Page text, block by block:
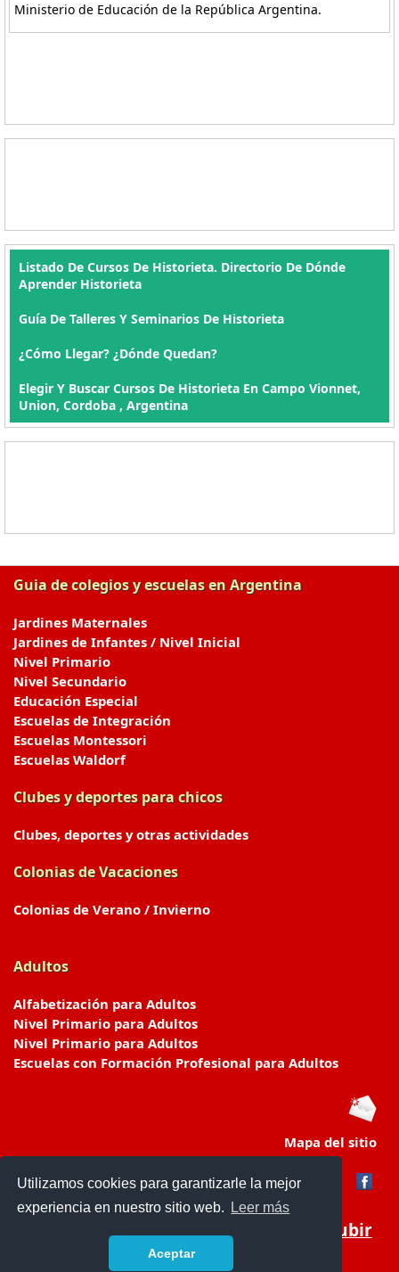
Utilizamos cookies para garantizarle la mejor
experiencia en nuestro sitio web.
Leer más
Aceptar
Ministerio de Educación de la República Argentina.
Listado De Cursos De Historieta. Directorio De Dónde
Aprender Historieta
Guía De Talleres Y Seminarios De Historieta
¿Cómo Llegar? ¿Dónde Quedan?
Elegir Y Buscar Cursos De Historieta En Campo Vionnet,
Union, Cordoba , Argentina
Guia de colegios y escuelas en Argentina
Jardines Maternales
Jardines de Infantes / Nivel Inicial
Nivel Primario
Nivel Secundario
Educación Especial
Escuelas de Integración
Escuelas Montessori
Escuelas Waldorf
Clubes y deportes para chicos
Clubes, deportes y otras actividades
Colonias de Vacaciones
Colonias de Verano / Invierno
Adultos
Alfabetización para Adultos
Nivel Primario para Adultos
Nivel Primario para Adultos
Escuelas con Formación Profesional para Adultos
Mapa del sitio
Subir